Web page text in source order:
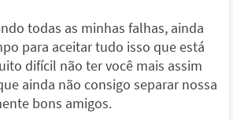
todas as minhas falhas, ainda
para aceitar tudo isso que está
difícil não ter você mais assim
ainda não consigo separar nossa
bons amigos.